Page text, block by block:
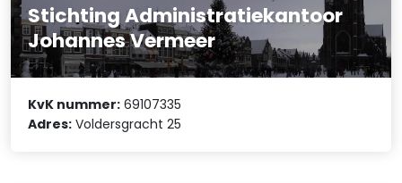
Stichting Administratiekantoor
Johannes Vermeer
KvK nummer: 69107335
Adres: Voldersgracht 25